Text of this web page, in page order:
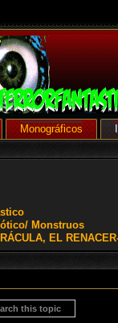
Monográficos
Monstruos
EL
this topic